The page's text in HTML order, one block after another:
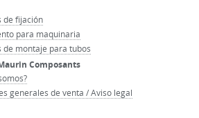
de fijación
para maquinaria
de montaje para tubos
Composants
generales de venta / Aviso legal